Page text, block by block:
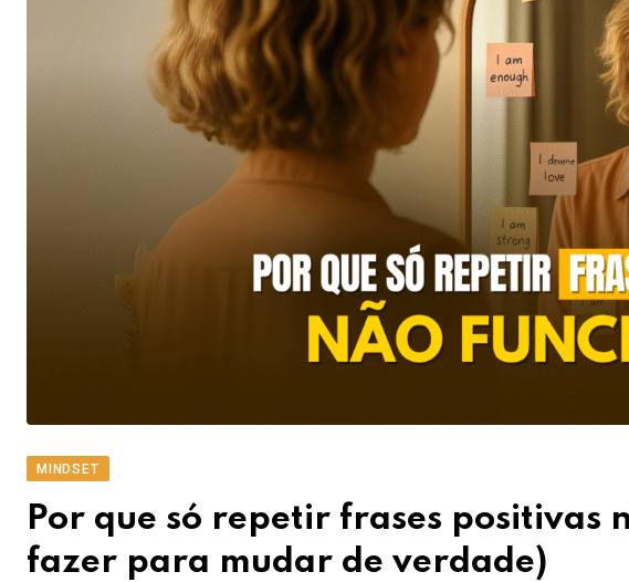
MINDSET
Por que só repetir frases positivas
fazer para mudar de verdade)